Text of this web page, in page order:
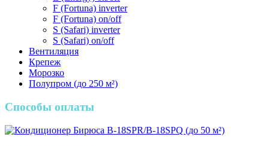
F (Fortuna) inverter
F (Fortuna) on/off
S (Safari) inverter
S (Safari) on/off
Вентиляция
Крепеж
Морозко
Полупром (до 250 м²)
Способы оплаты